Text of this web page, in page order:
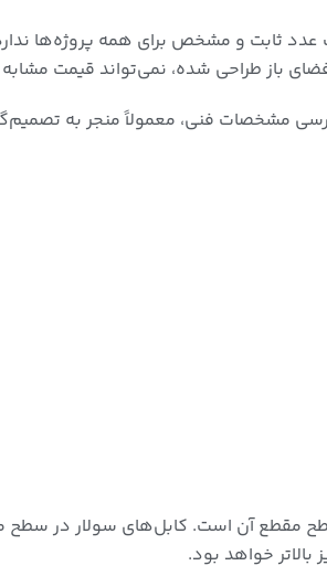
عدد ثابت و مشخص برای همه پروژه‌ها
مشخصات فنی، معمولاً منجر به
خواهد بود.